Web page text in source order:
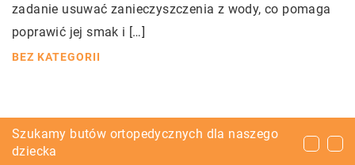
zadanie usuwać zanieczyszczenia z wody, co pomaga
poprawić jej smak i […]
BEZ KATEGORII
Jak chronić dziecko przed mrozem podczas
zimowych spacerów?
Szukamy butów ortopedycznych dla naszego
dziecka
Czy skoki spadochronowe są obecnie
bezpieczne?